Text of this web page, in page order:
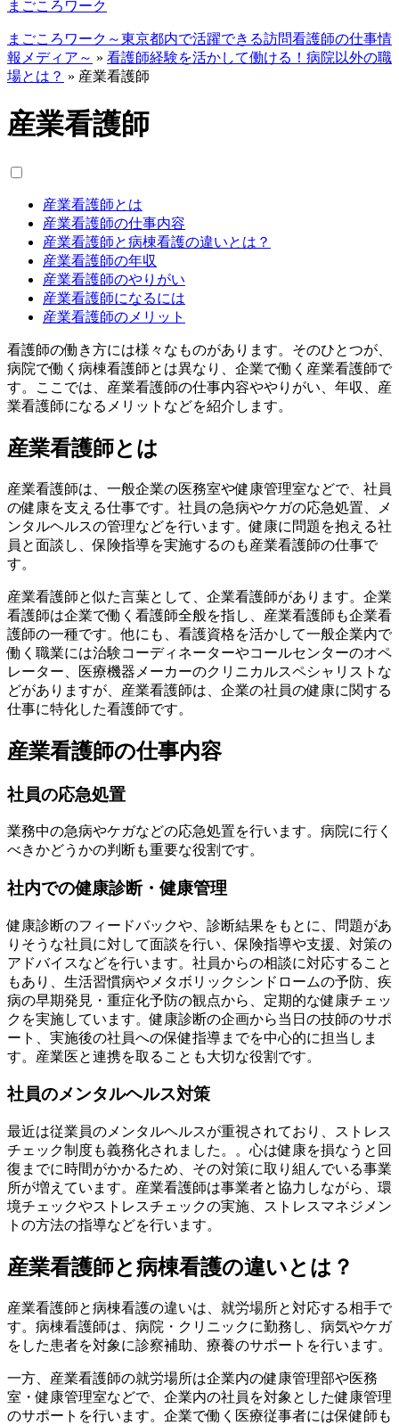
まごころワーク
まごころワーク～東京都内で活躍できる訪問看護師の仕事情
報メディア～ » 看護師経験を活かして働ける！病院以外の職
場とは？ » 産業看護師
産業看護師
産業看護師とは
産業看護師の仕事内容
産業看護師と病棟看護の違いとは？
産業看護師の年収
産業看護師のやりがい
産業看護師になるには
産業看護師のメリット
看護師の働き方には様々なものがあります。そのひとつが、
病院で働く病棟看護師とは異なり、企業で働く産業看護師で
す。ここでは、産業看護師の仕事内容ややりがい、年収、産
業看護師になるメリットなどを紹介します。
産業看護師とは
産業看護師は、一般企業の医務室や健康管理室などで、社員
の健康を支える仕事です。社員の急病やケガの応急処置、メ
ンタルヘルスの管理などを行います。健康に問題を抱える社
員と面談し、保険指導を実施するのも産業看護師の仕事で
す。
産業看護師と似た言葉として、企業看護師があります。企業
看護師は企業で働く看護師全般を指し、産業看護師も企業看
護師の一種です。他にも、看護資格を活かして一般企業内で
働く職業には治験コーディネーターやコールセンターのオペ
レーター、医療機器メーカーのクリニカルスペシャリストな
どがありますが、産業看護師は、企業の社員の健康に関する
仕事に特化した看護師です。
産業看護師の仕事内容
社員の応急処置
業務中の急病やケガなどの応急処置を行います。病院に行く
べきかどうかの判断も重要な役割です。
社内での健康診断・健康管理
健康診断のフィードバックや、診断結果をもとに、問題があ
りそうな社員に対して面談を行い、保険指導や支援、対策の
アドバイスなどを行います。社員からの相談に対応すること
もあり、生活習慣病やメタボリックシンドロームの予防、疾
病の早期発見・重症化予防の観点から、定期的な健康チェッ
クを実施しています。健康診断の企画から当日の技師のサポ
ート、実施後の社員への保健指導までを中心的に担当しま
す。産業医と連携を取ることも大切な役割です。
社員のメンタルヘルス対策
最近は従業員のメンタルヘルスが重視されており、ストレス
チェック制度も義務化されました。。心は健康を損なうと回
復までに時間がかかるため、その対策に取り組んでいる事業
所が増えています。産業看護師は事業者と協力しながら、環
境チェックやストレスチェックの実施、ストレスマネジメン
トの方法の指導などを行います。
産業看護師と病棟看護の違いとは？
産業看護師と病棟看護の違いは、就労場所と対応する相手で
す。病棟看護師は、病院・クリニックに勤務し、病気やケガ
をした患者を対象に診察補助、療養のサポートを行います。
一方、産業看護師の就労場所は企業内の健康管理部や医務
室・健康管理室などで、企業内の社員を対象とした健康管理
のサポートを行います。企業で働く医療従事者には保健師も